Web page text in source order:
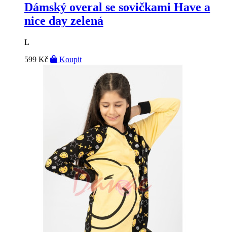
Dámský overal se sovičkami Have a
nice day zelená
L
599 Kč
Koupit